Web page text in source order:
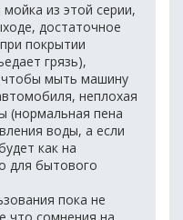
из этой серии,
достаточное
покрытии
грязь),
чтобы мыть машину
неплохая
(нормальная пена
воды, а если
как на
для бытового
пока не